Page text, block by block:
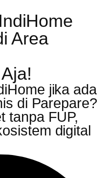
Area
jika ada
di Parepare?
tanpa FUP,
digital